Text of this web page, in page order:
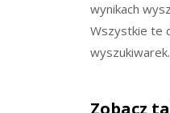
wynikach
Wszystkie te
wyszukiwarek.
Zobacz